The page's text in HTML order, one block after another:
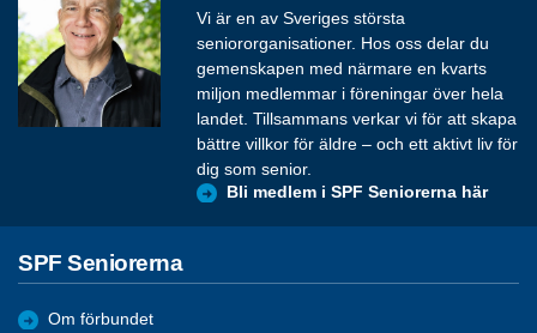
Vi är en av Sveriges största
seniororganisationer. Hos oss delar du
gemenskapen med närmare en kvarts
miljon medlemmar i föreningar över hela
landet. Tillsammans verkar vi för att skapa
bättre villkor för äldre – och ett aktivt liv för
dig som senior.
Bli medlem i SPF Seniorerna här
SPF Seniorerna
Om förbundet